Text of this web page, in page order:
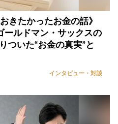
きたかったお金の話》
ールドマン・サックスの
ついた“お金の真実”と
インタビュー・対談